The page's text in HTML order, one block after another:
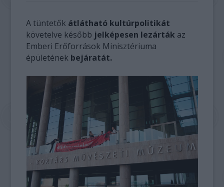
A tüntetők átlátható kultúrpolitikát
követelve később jelképesen lezárták az
Emberi Erőforrások Minisztériuma
épületének bejáratát.